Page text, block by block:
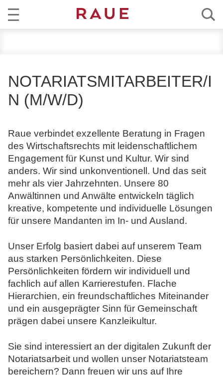
s
w
ä
t
e
u
n
d
o
t
a
r
e
ÜBER RAUE
EN DE
NOTARIATSMITARBEITER/I
N (M/W/D)
Raue verbindet exzellente Beratung in Fragen
des Wirtschaftsrechts mit leidenschaftlichem
Engagement für Kunst und Kultur. Wir sind
anders. Wir sind unkonventionell. Und das seit
mehr als vier Jahrzehnten. Unsere 80
Anwältinnen und Anwälte entwickeln täglich
kreative, kompetente und individuelle Lösungen
für unsere Mandanten im In- und Ausland.
Unser Erfolg basiert dabei auf unserem Team
aus starken Persönlichkeiten. Diese
Persönlichkeiten fördern wir individuell und
fachlich auf allen Karrierestufen. Flache
Hierarchien, ein freundschaftliches Miteinander
und ein ausgeprägter Sinn für Gemeinschaft
prägen dabei unsere Kanzleikultur.
Sie sind interessiert an der digitalen Zukunft der
Notariatsarbeit und wollen unser Notariatsteam
bereichern? Dann freuen wir uns auf Ihre